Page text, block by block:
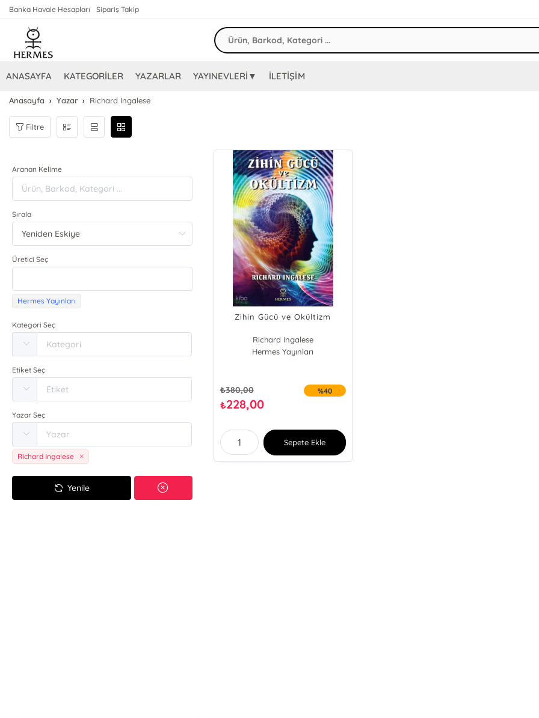
Banka Havale Hesapları Sipariş Takip
ANASAYFA KATEGORİLER YAZARLAR YAYINEVLERİ▼ İLETİŞİM
Anasayfa Yazar Richard Ingalese
Filtre
Aranan Kelime
Sırala
Üretici Seç
Hermes Yayınları
Kategori Seç
Etiket Seç
Yazar Seç
Richard Ingalese
Yenile
Zihin Gücü ve Okültizm
Richard Ingalese
Hermes Yayınları
₺380,00
₺228,00
%40
Sepete Ekle